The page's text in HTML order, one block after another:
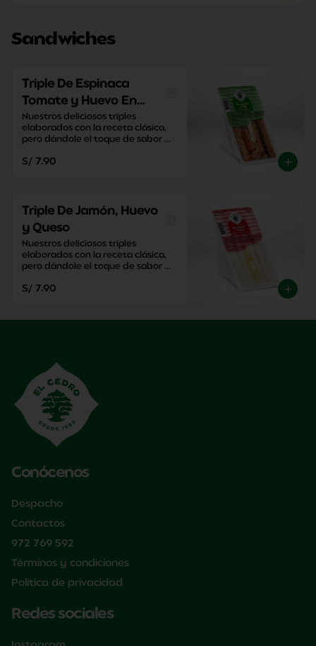
Sandwiches
Triple De Espinaca
Tomate y Huevo En
Pan Integral
Nuestros deliciosos triples
elaborados con la receta clásica,
pero dándole el toque de sabor
S/ 7.90
Triple De Jamón, Huevo
y Queso
Nuestros deliciosos triples
elaborados con la receta clásica,
pero dándole el toque de sabor
S/ 7.90
Conócenos
Despacho
Contactos
972 769 592
Términos y condiciones
Política de privacidad
Redes sociales